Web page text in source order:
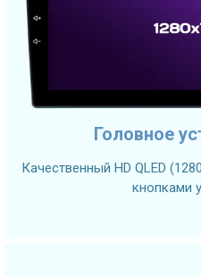
Головное
Качественный HD QLED
кнопками